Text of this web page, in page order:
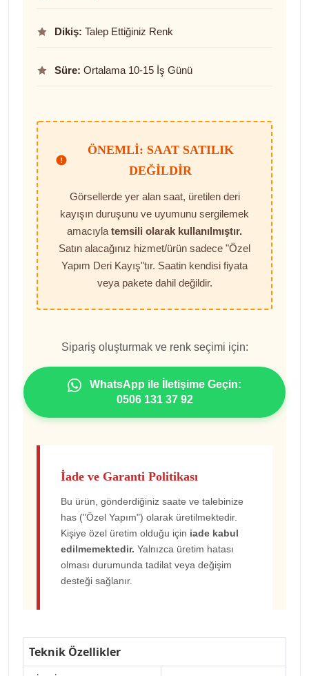
Dikiş: Talep Ettiğiniz Renk
Süre: Ortalama 10-15 İş Günü
ÖNEMLI: SAAT SATILIK
DEĞILDIR
Görsellerde yer alan saat, üretilen deri
kayışın duruşunu ve uyumunu sergilemek
amacıyla temsili olarak kullanılmıştır.
Satın alacağınız hizmet/ürün sadece "Özel
Yapım Deri Kayış"tır. Saatin kendisi fiyata
veya pakete dahil değildir.
Sipariş oluşturmak ve renk seçimi için:
WhatsApp ile İletişime Geçin:
0506 131 37 92
İade ve Garanti Politikası
Bu ürün, gönderdiğiniz saate ve talebinize
has ("Özel Yapım") olarak üretilmektedir.
Kişiye özel üretim olduğu için iade kabul
edilmemektedir. Yalnızca üretim hatası
olması durumunda tadilat veya değişim
desteği sağlanır.
Teknik Özellikler